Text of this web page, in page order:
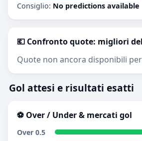
Consiglio: No predictions available
💶 Confronto quote: migliori
Quote non ancora disponibili
Gol attesi e risultati esatti
⚽ Over / Under & mercati gol
Over 0.5